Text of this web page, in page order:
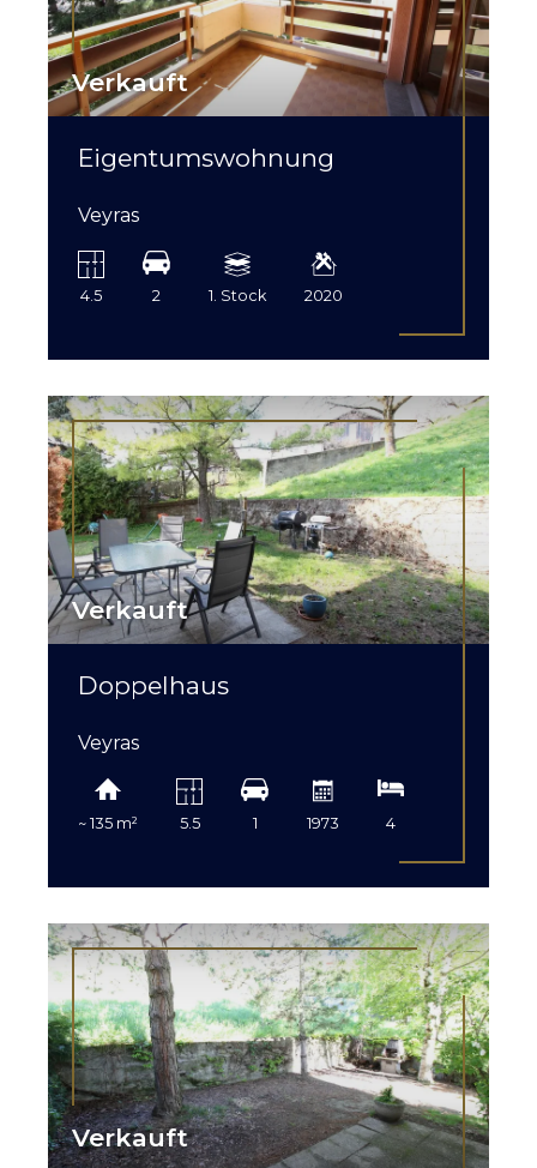
Verkauft
Eigentumswohnung
Veyras
4.5 2 1. Stock 2020
Verkauft
Doppelhaus
Veyras
~ 135 m² 5.5 1 1973 4
Verkauft